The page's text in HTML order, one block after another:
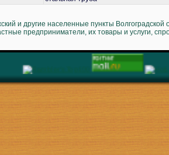
и другие населенные пункты Волгоградской
предприниматели, их товары и услуги,